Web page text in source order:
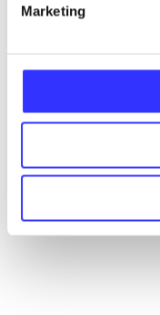
Marketing
...
...